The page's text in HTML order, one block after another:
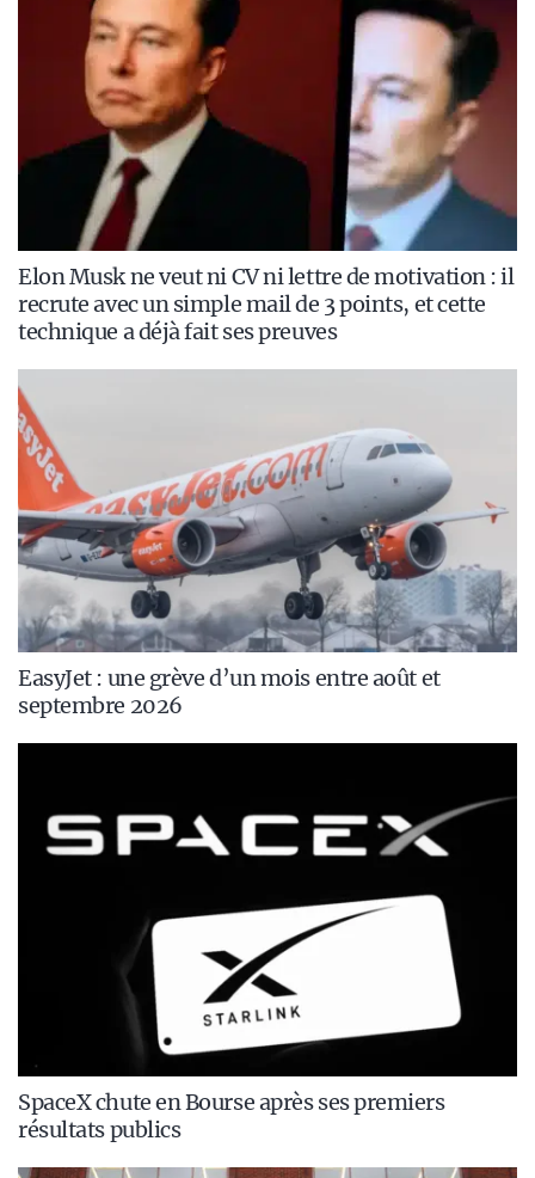
Elon Musk ne veut ni CV ni lettre de motivation : il
recrute avec un simple mail de 3 points, et cette
technique a déjà fait ses preuves
EasyJet : une grève d’un mois entre août et
septembre 2026
SpaceX chute en Bourse après ses premiers
résultats publics